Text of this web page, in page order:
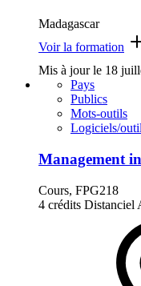
Madagascar
Voir la formation
Mis à jour le 18
Pays
Publics
Mots-outils
Logiciels/
Management
Cours, FPG218
4 crédits Distanciel